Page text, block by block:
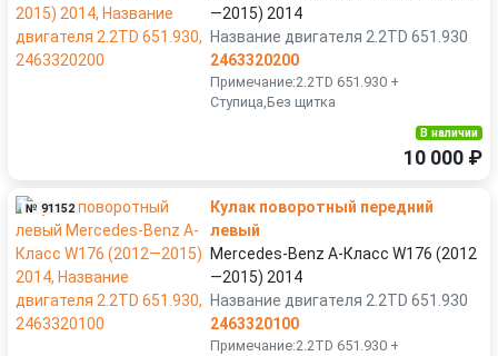
—2015) 2014
Название двигателя 2.2TD 651.930
2463320200
Примечание:2.2TD 651.930 +
Ступица,Без щитка
В наличии
10 000 ₽
№ 91152
Кулак поворотный передний
левый
Mercedes-Benz A-Класс W176 (2012
—2015) 2014
Название двигателя 2.2TD 651.930
2463320100
Примечание:2.2TD 651.930 +